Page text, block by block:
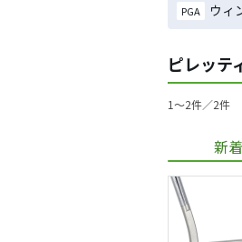
PGA ウィ
ピレッテ
1〜2件／2件
新